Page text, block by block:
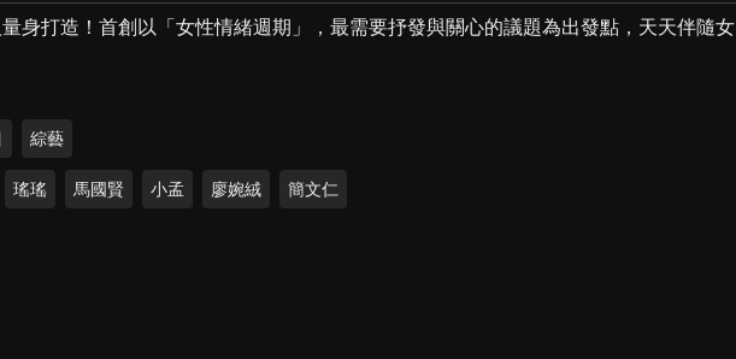
身打造！首創以「女性情緒週期」，最需要抒發與關心的議題為出發點，天天伴隨女
綜藝
瑤瑤 馬國賢 小孟 廖婉絨 簡文仁